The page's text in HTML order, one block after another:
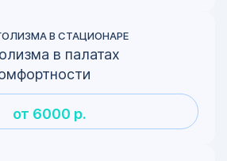
В СТАЦИОНАРЕ
в палатах
от 6000 р.